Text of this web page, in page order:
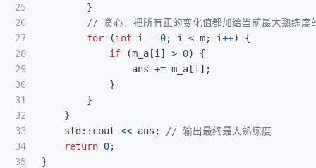
25
26
27
28
29
30
31
32
33
34
}
// 贪心：把所有正的变化值都加给当前最大熟练度
for
(int i = 0; i < m; i++)
{
if
(m_a [i ] > 0)
{
ans += m_a [i ];
}
}
}
std :: cout << ans ;
// 输出最终最大熟练度
return 0;
}